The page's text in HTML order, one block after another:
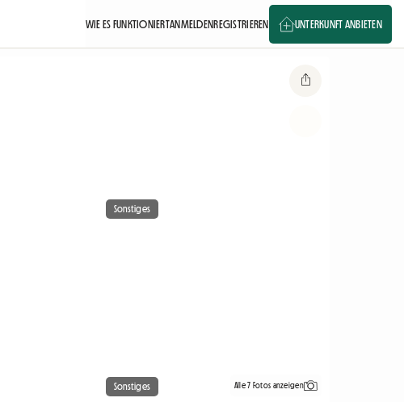
WIE ES FUNKTIONIERTANMELDENREGISTRIEREN UNTERKUNFT ANBIETEN
Sonstiges
Sonstiges Alle 7 Fotos anzeigen